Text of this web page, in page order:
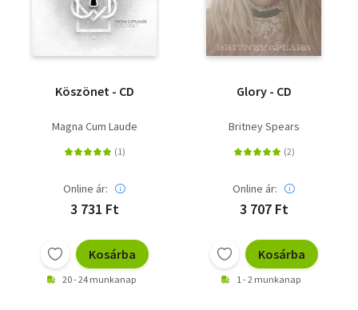
Tankönyv, segédkönyv
Társadalomtudomány
Természettudomány
Történelem
Köszönet - CD
Magna Cum Laude
Online ár:
3 731 Ft
Kosárba
20 - 24 munkanap
Glory - CD
Britney Spears
Online ár:
3 707 Ft
Kosárba
1 - 2 munkanap